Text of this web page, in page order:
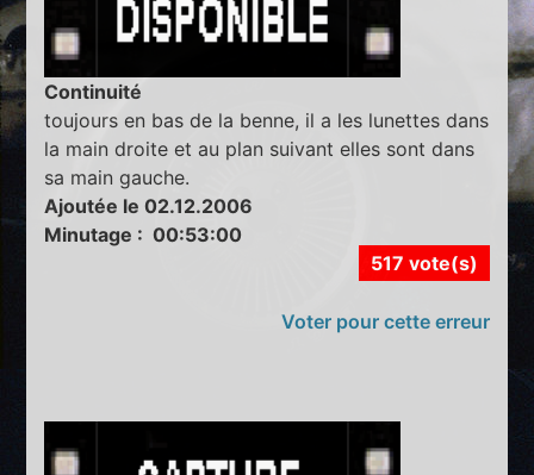
Continuité
toujours en bas de la benne, il a les lunettes dans
la main droite et au plan suivant elles sont dans
sa main gauche.
Ajoutée le 02.12.2006
Minutage : 00:53:00
517 vote(s)
Voter pour cette erreur